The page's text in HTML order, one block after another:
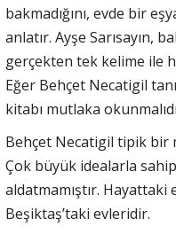
bakmadığını, evde bir
anlatır. Ayşe Sarısayın,
gerçekten tek kelime ile
Eğer Behçet Necatigil
kitabı mutlaka
Behçet Necatigil tipik bir
Çok büyük idealarla sahip
aldatmamıştır. Hayattaki
Beşiktaş’taki evleridir.